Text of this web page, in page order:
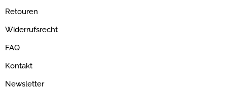
Retouren
Widerrufsrecht
FAQ
Kontakt
Newsletter